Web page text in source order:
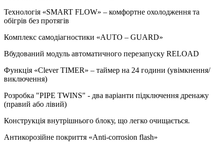
Технологія «SMART FLOW» – комфортне охолодження та
обігрів без протягів
Комплекс самодіагностики «AUTO – GUARD»
Вбудований модуль автоматичного перезапуску RELOAD
Функція «Сlever TIMER» – таймер на 24 години (увімкнення/
виключення)
Розробка "PIPE TWINS" - два варіанти підключення дренажу
(правий або лівий)
Конструкція внутрішнього блоку, що легко очищається.
Антикорозійне покриття «Anti-corrosion flash»